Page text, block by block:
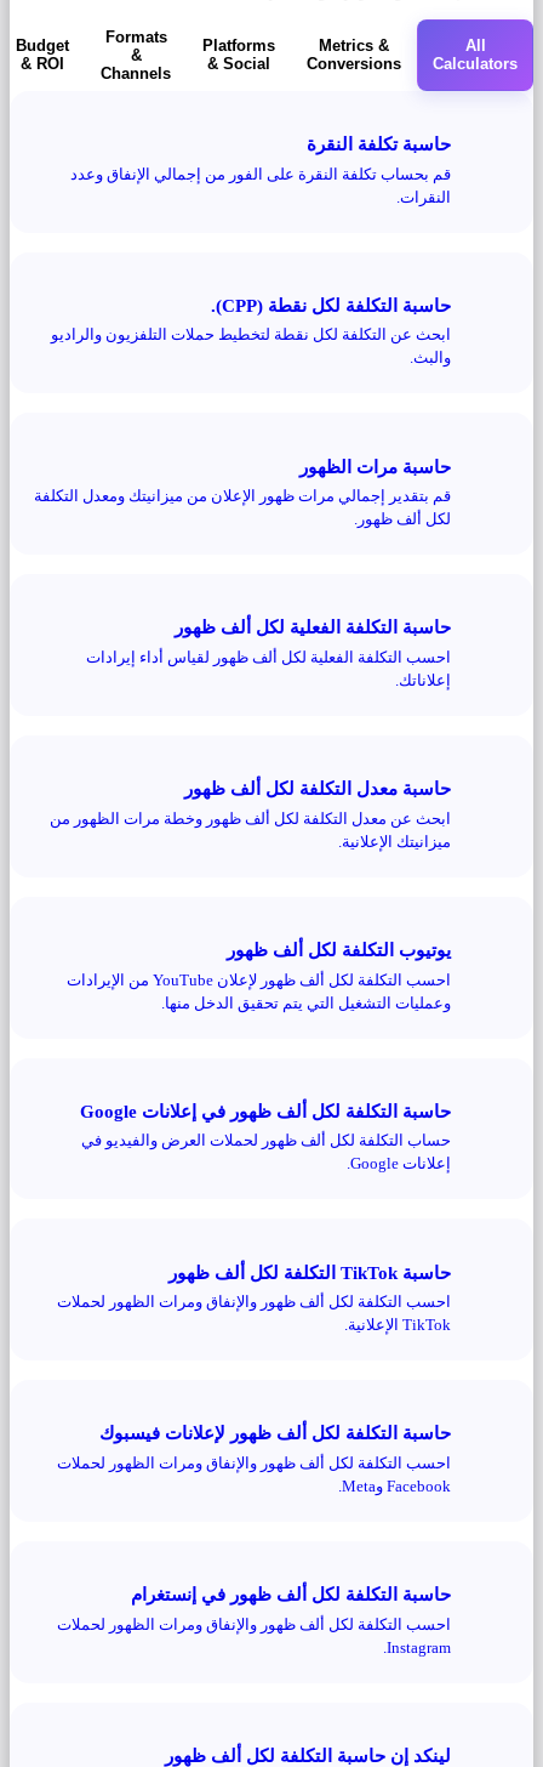
All
Calculators
Metrics &
Conversions
Platforms
& Social
Formats
&
Channels
Budget
& ROI
حاسبة تكلفة النقرة
قم بحساب تكلفة النقرة على الفور من إجمالي الإنفاق وعدد
النقرات.
حاسبة التكلفة لكل نقطة (CPP).
ابحث عن التكلفة لكل نقطة لتخطيط حملات التلفزيون والراديو
والبث.
حاسبة مرات الظهور
قم بتقدير إجمالي مرات ظهور الإعلان من ميزانيتك ومعدل التكلفة
لكل ألف ظهور.
حاسبة التكلفة الفعلية لكل ألف ظهور
احسب التكلفة الفعلية لكل ألف ظهور لقياس أداء إيرادات
إعلاناتك.
حاسبة معدل التكلفة لكل ألف ظهور
ابحث عن معدل التكلفة لكل ألف ظهور وخطة مرات الظهور من
ميزانيتك الإعلانية.
يوتيوب التكلفة لكل ألف ظهور
احسب التكلفة لكل ألف ظهور لإعلان YouTube من الإيرادات
وعمليات التشغيل التي يتم تحقيق الدخل منها.
حاسبة التكلفة لكل ألف ظهور في إعلانات Google
حساب التكلفة لكل ألف ظهور لحملات العرض والفيديو في
إعلانات Google.
حاسبة TikTok التكلفة لكل ألف ظهور
احسب التكلفة لكل ألف ظهور والإنفاق ومرات الظهور لحملات
TikTok الإعلانية.
حاسبة التكلفة لكل ألف ظهور لإعلانات فيسبوك
احسب التكلفة لكل ألف ظهور والإنفاق ومرات الظهور لحملات
Facebook وMeta.
حاسبة التكلفة لكل ألف ظهور في إنستغرام
احسب التكلفة لكل ألف ظهور والإنفاق ومرات الظهور لحملات
Instagram.
لينكد إن حاسبة التكلفة لكل ألف ظهور